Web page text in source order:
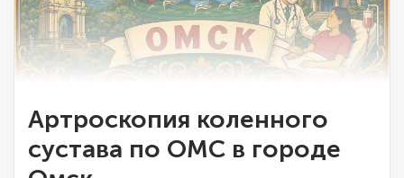
Артроскопия коленного
сустава по ОМС в городе